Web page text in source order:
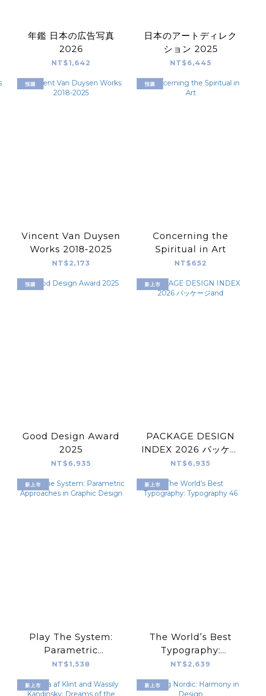
年鑑 日本の広告写真
2026
NT$1,642
日本のアートディレク
ション 2025
NT$6,445
預購
Vincent Van Duysen
Works 2018-2025
NT$2,173
預購
Concerning the
Spiritual in Art
NT$652
預購
Good Design Award
2025
NT$6,935
新上市
PACKAGE DESIGN
INDEX 2026 パッケー
ジand
NT$6,935
新上市
Play The System:
Parametric
Approaches in
Graphic Design
NT$1,538
新上市
The World’s Best
Typography:
Typography 46
NT$2,639
新上市 新上市